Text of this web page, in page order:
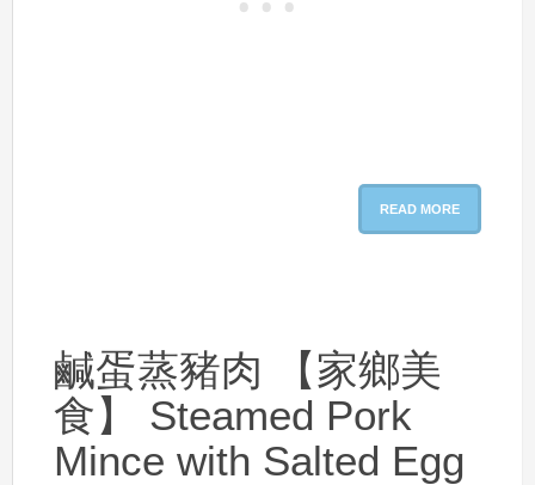
READ MORE
鹹蛋蒸豬肉 【家鄉美
食】 Steamed Pork
Mince with Salted Egg